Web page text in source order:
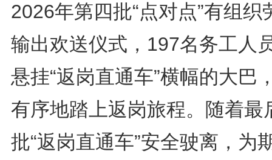
2026年第四批“点对点”有组织
输出欢送仪式，197名务工人
悬挂“返岗直通车”横幅的大巴
有序地踏上返岗旅程。随着最
批“返岗直通车”安全驶离，为